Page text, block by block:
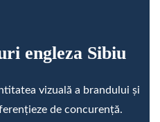
engleza Sibiu
vizuală a brandului și
de concurență.